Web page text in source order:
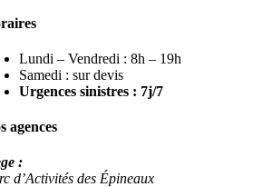
Lundi – Vendredi : 8h – 19h
Samedi : sur devis
Urgences sinistres : 7j/7
agences
:
d’Activités des Épineaux